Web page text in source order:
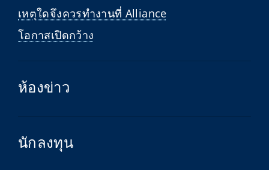
เหตุใดจึงควรทำงานที่ Alliance
โอกาสเปิดกว้าง
ห้องข่าว
นักลงทุน